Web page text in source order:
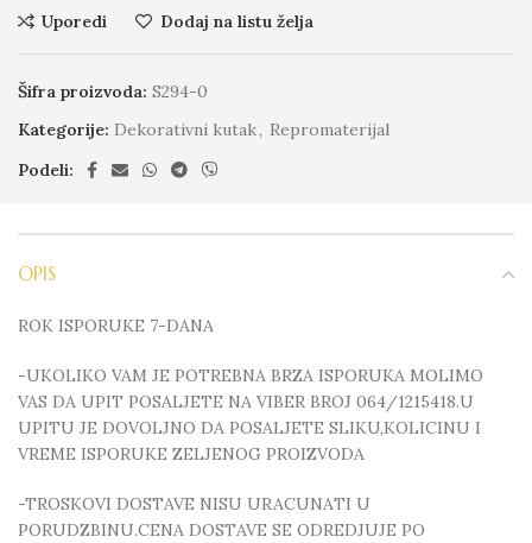
Uporedi Dodaj na listu želja
Šifra proizvoda: S294-0
Kategorije: Dekorativni kutak, Repromaterijal
Podeli:
OPIS
ROK ISPORUKE 7-DANA
-UKOLIKO VAM JE POTREBNA BRZA ISPORUKA MOLIMO
VAS DA UPIT POSALJETE NA VIBER BROJ 064/1215418.U
UPITU JE DOVOLJNO DA POSALJETE SLIKU,KOLICINU I
VREME ISPORUKE ZELJENOG PROIZVODA
-TROSKOVI DOSTAVE NISU URACUNATI U
PORUDZBINU.CENA DOSTAVE SE ODREDJUJE PO